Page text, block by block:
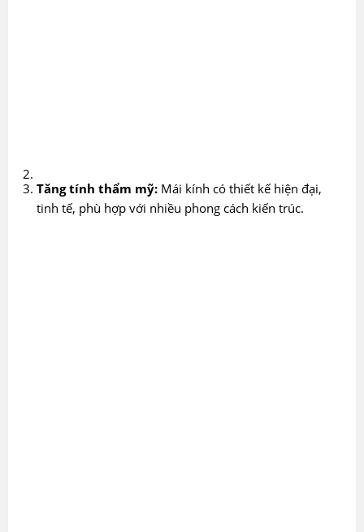
Tăng tính thẩm mỹ: Mái kính có thiết kế hiện đại,
tinh tế, phù hợp với nhiều phong cách kiến trúc.